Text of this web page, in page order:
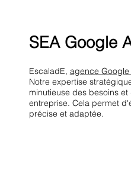
SEA Google
EscaladE, agence Google
Notre expertise
minutieuse des besoins
entreprise. Cela permet
précise et adaptée.